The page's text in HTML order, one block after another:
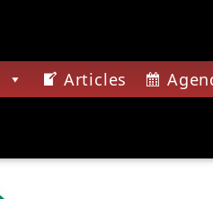
Articles